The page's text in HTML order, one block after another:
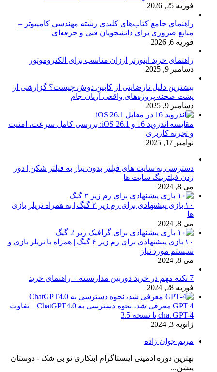
فوریه 25, 2026
راهنمای جامع کتاب‌های کلیدی رشته مهندسی کامپیوتر –
منابع ضروری برای دانشجویان فنی و حرفه‌ای
فوریه 6, 2026
راهنمای خرید اینورتر ارزان مناسب برای الکتروموتور
دسامبر 9, 2025
بیشترین دلیل نارضایتی از کابین دوش چیست؟ گزارشی از
پشت صحنه پروژه‌های واقعی آریان جام
دسامبر 9, 2025
مقایسه اندروید 16 و iOS 26.1: بررسی کامل سرعت، امنیت
و تجربه کاربری
نوامبر 17, 2025
دسترسی به سایت های فیلتر بدون نیاز به فیلتر شکن | دور
زدن فیلترینگ سایت ها
می 8, 2024
۱۰ بازی پیشنهادی برای رم زیر ۲ گیگ | به همراه تریلر بازی
ها
می 8, 2024
۱۰ بازی پیشنهادی برای رم زیر ۴ گیگ | همراه با تریلر بازی و
سیستم مورد نیاز
می 8, 2024
7 نکته مهم در خرید دوربین مداربسته + راهنمای خرید
فوریه 28, 2024
GPT-4 معرفی شد، نحوه دسترسی به ChatGPT4.0 – تفاوت
chat GPT-4 با نسخه 3.5
ژانویه 3, 2024
مریم جوان زاده
بهترین دوره ادمینی اینستاگرام ابتکاری نو بی شک - دوستان
پیشن...